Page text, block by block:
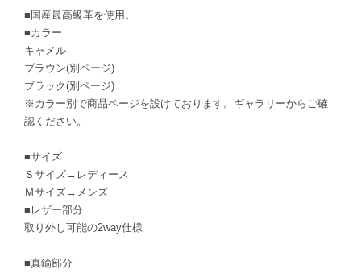
■国産最高級革を使用。
■カラー
キャメル
ブラウン(別ページ)
ブラック(別ページ)
※カラー別で商品ページを設けております。ギャラリーからご確
認ください。
■サイズ
Ｓサイズ→レディース
Ｍサイズ→メンズ
■レザー部分
取り外し可能の2way仕様
■真鍮部分